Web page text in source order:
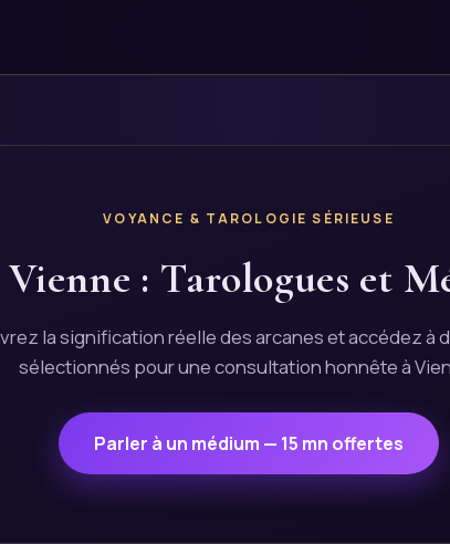
VOYANCE & TAROLOGIE SÉRIEUSE
: Tarologues et
la signification réelle des arcanes et accédez à
sélectionnés pour une consultation honnête à
Parler à un médium — 15 mn offertes